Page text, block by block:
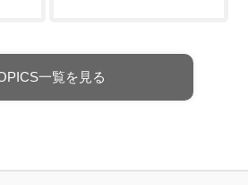
一覧を見る